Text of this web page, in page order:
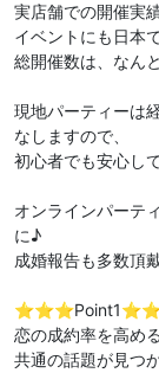
実店舗での開催実
イベントにも日本
総開催数は、なん
現地パーティーは
なしますので、
初心者でも安心し
オンラインパーテ
に♪
成婚報告も多数頂
恋の成約率を高め
共通の話題が見つ